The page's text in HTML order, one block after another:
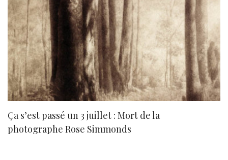
Ça s’est passé un 3 juillet : Mort de la
photographe Rose Simmonds